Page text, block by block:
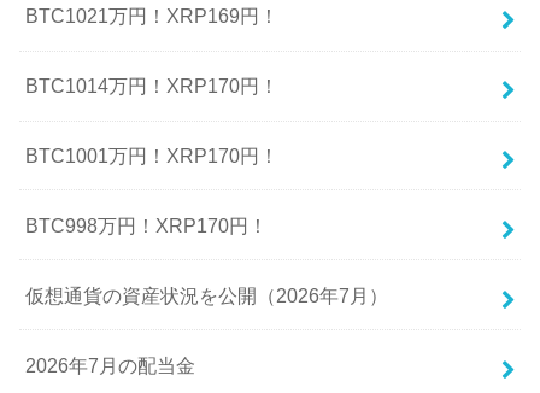
BTC1021万円！XRP169円！
BTC1014万円！XRP170円！
BTC1001万円！XRP170円！
BTC998万円！XRP170円！
仮想通貨の資産状況を公開（2026年7月）
2026年7月の配当金